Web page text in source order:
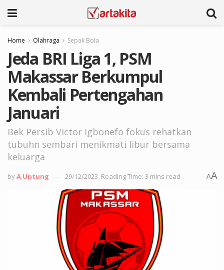
Home Olahraga Sepak Bola
Jeda BRI Liga 1, PSM
Makassar Berkumpul
Kembali Pertengahan
Januari
Bek Persib Victor Igbonefo fokus rehatkan
tubuhn sembari menikmati libur bersama
keluarga
byA Untung 29/12/2023 Reading Time: 3 mins read AA